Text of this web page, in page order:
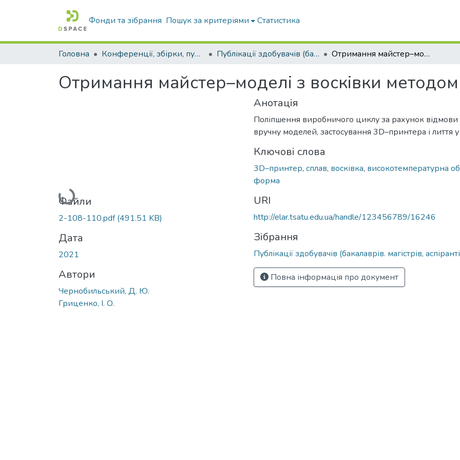
Фонди та зібрання Пошук за критеріями Статистика
Головна Конференції, збірки, публікації молодих вчених і здобувачів : магістрів, бакалаврів, аспірантів. Публікації здобувачів (бакалаврів. магістрів, аспірантів) Отримання майстер–моделі з восківки методом лиття
Отримання майстер–моделі з восківки
Вантажиться...
Файли
2-108-110.pdf(491.51 KB)
Дата
2021
Автори
Чернобильський, Д. Ю.
Гриценко, І. О.
Анотація
Поліпшення виробничого циклу за рахунок відмови
вручну моделей, застосування 3D–принтера і лиття
Ключові слова
3D–принтер, сплав, восківка, високотемпературна
форма
URI
http://elar.tsatu.edu.ua/handle/123456789/16246
Зібрання
Публікації здобувачів (бакалаврів. магістрів,
Повна інформація про документ